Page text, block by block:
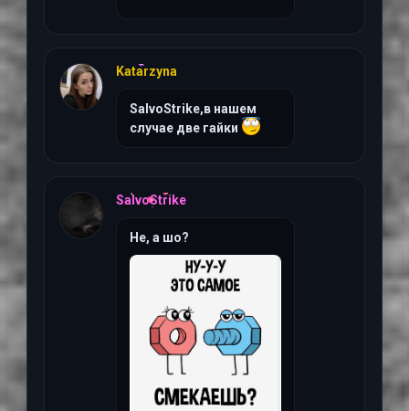
Katarzyna
SalvoStrike,в нашем
случае две гайки
SalvoStrike
Не, а шо?